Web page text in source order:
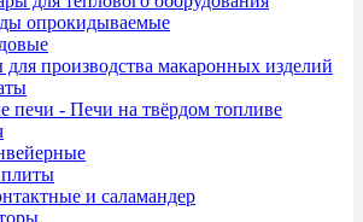
опрокидываемые
производства макаронных изделий
печи - Печи на твёрдом топливе
и саламандер